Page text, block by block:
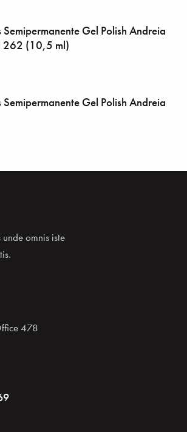
Gel Polish Andreia
262 (10,5 ml)
Gel Polish Andreia
omnis iste
478